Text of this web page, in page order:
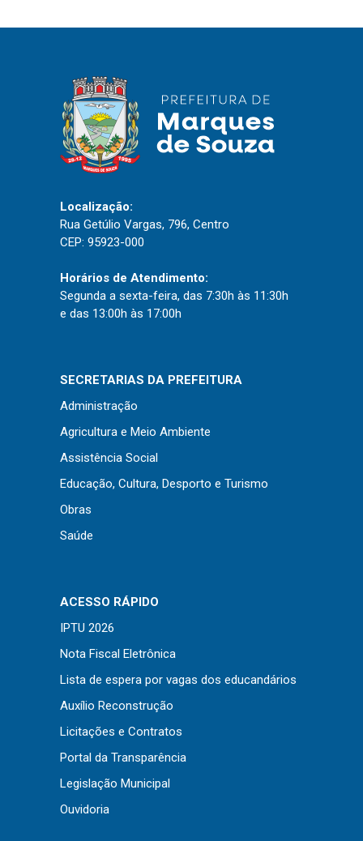
Localização:
Rua Getúlio Vargas, 796, Centro
CEP: 95923-000
Horários de Atendimento:
Segunda a sexta-feira, das 7:30h às 11:30h
e das 13:00h às 17:00h
SECRETARIAS DA PREFEITURA
Administração
Agricultura e Meio Ambiente
Assistência Social
Educação, Cultura, Desporto e Turismo
Obras
Saúde
ACESSO RÁPIDO
IPTU 2026
Nota Fiscal Eletrônica
Lista de espera por vagas dos educandários
Auxílio Reconstrução
Licitações e Contratos
Portal da Transparência
Legislação Municipal
Ouvidoria